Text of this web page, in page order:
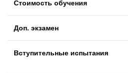
Стоимость обучения
Доп. экзамен
Вступительные испытания